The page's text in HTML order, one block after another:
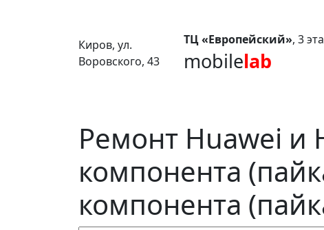
Киров, ул.
Воровского, 43
ТЦ «Европейский», 3
mobilelab
Ремонт Huawei и
компонента
компонента